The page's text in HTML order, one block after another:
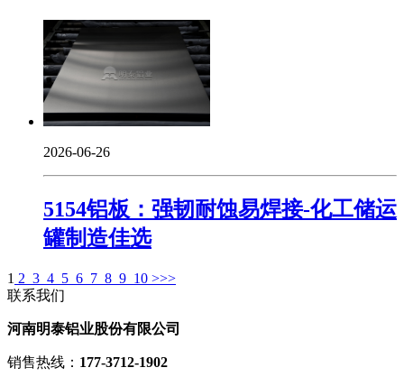
2026-06-26
5154铝板：强韧耐蚀易焊接-化工储运
罐制造佳选
1 2 3 4 5 6 7 8 9 10 >>>
联系我们
河南明泰铝业股份有限公司
销售热线： 177-3712-1902